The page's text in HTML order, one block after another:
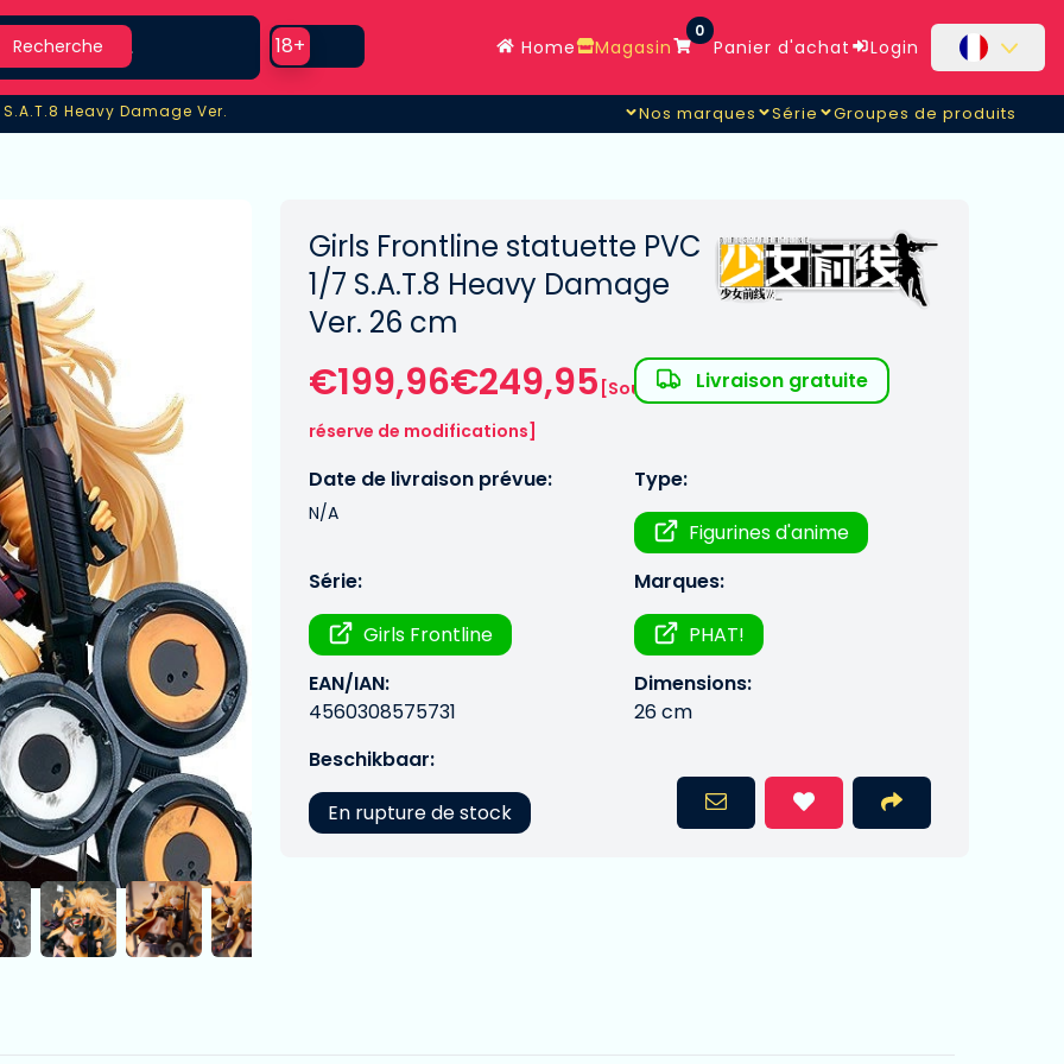
Recherche
Use setting
18+ Home Magasin
0
Panier d'achat Login
Heavy Damage Ver.
Heavy Damage Ver. Nos marques Série Groupes de produits
Girls Frontline statuette PVC
1/7 S.A.T.8 Heavy Damage
Ver. 26 cm
€199,96€249,95 [Sous
réserve de modifications]
Livraison gratuite
Date de livraison prévue:
N/A
Type:
Figurines d'anime
Série:
Girls Frontline
Marques:
PHAT!
EAN/IAN:
4560308575731
Dimensions:
26 cm
Beschikbaar:
En rupture de stock